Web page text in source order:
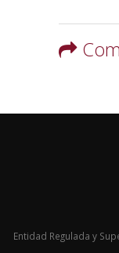
Entidad Regulada y